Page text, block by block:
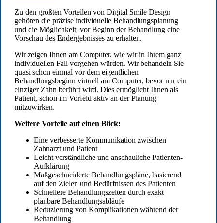
Zu den größten Vorteilen von Digital Smile Design
gehören die präzise individuelle Behandlungsplanung
und die Möglichkeit, vor Beginn der Behandlung eine
Vorschau des Endergebnisses zu erhalten.
Wir zeigen Ihnen am Computer, wie wir in Ihrem ganz
individuellen Fall vorgehen würden. Wir behandeln Sie
quasi schon einmal vor dem eigentlichen
Behandlungsbeginn virtuell am Computer, bevor nur ein
einziger Zahn berührt wird. Dies ermöglicht Ihnen als
Patient, schon im Vorfeld aktiv an der Planung
mitzuwirken.
Weitere Vorteile auf einen Blick:
Eine verbesserte Kommunikation zwischen
Zahnarzt und Patient
Leicht verständliche und anschauliche Patienten-
Aufklärung
Maßgeschneiderte Behandlungspläne, basierend
auf den Zielen und Bedürfnissen des Patienten
Schnellere Behandlungszeiten durch exakt
planbare Behandlungsabläufe
Reduzierung von Komplikationen während der
Behandlung